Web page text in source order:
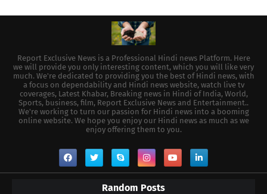
Report Exclusive News is a Professional Hindi news Platform. Here
we will provide you only interesting content, which you will like very
much. We're dedicated to providing you the best of Hindi news, with
a focus on dependability and Hindi news website, watch live tv
coverages, Latest Khabar, Breaking news in Hindi of India, World,
Sports, business, film, Report Exclusive News and Entertainment..
We're working to turn our passion for Hindi news into a booming
online website. We hope you enjoy our Hindi news as much as we
enjoy offering them to you.
Random Posts